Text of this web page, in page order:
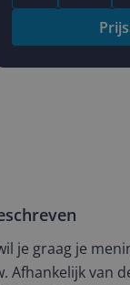
je graag je
Afhankelijk van